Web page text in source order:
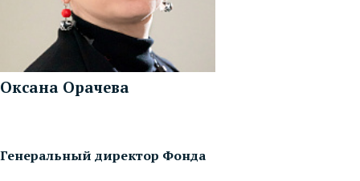
Оксана Орачева
Генеральный директор Фонда